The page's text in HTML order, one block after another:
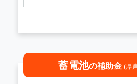
蓄電池の補助金 (厚